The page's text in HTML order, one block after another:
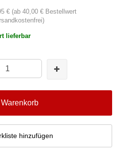
€ (ab 40,00 € Bestellwert
lieferbar
Warenkorb
hinzufügen